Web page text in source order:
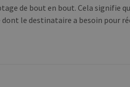
de bout en bout. Cela signifie
le destinataire a besoin pour